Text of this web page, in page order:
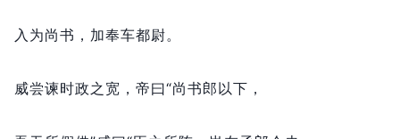
入为尚书， 加奉车都尉。
威尝谏时政之宽， 帝曰“尚书郎以下，